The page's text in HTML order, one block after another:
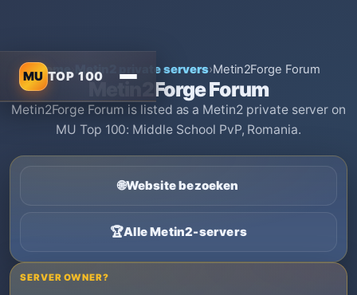
MU TOP 100
Home› Metin2 private servers›Metin2Forge Forum
Metin2Forge Forum
Metin2Forge Forum is listed as a Metin2 private server on
MU Top 100: Middle School PvP, Romania.
🌐Website bezoeken
🏆Alle Metin2-servers
SERVER OWNER?